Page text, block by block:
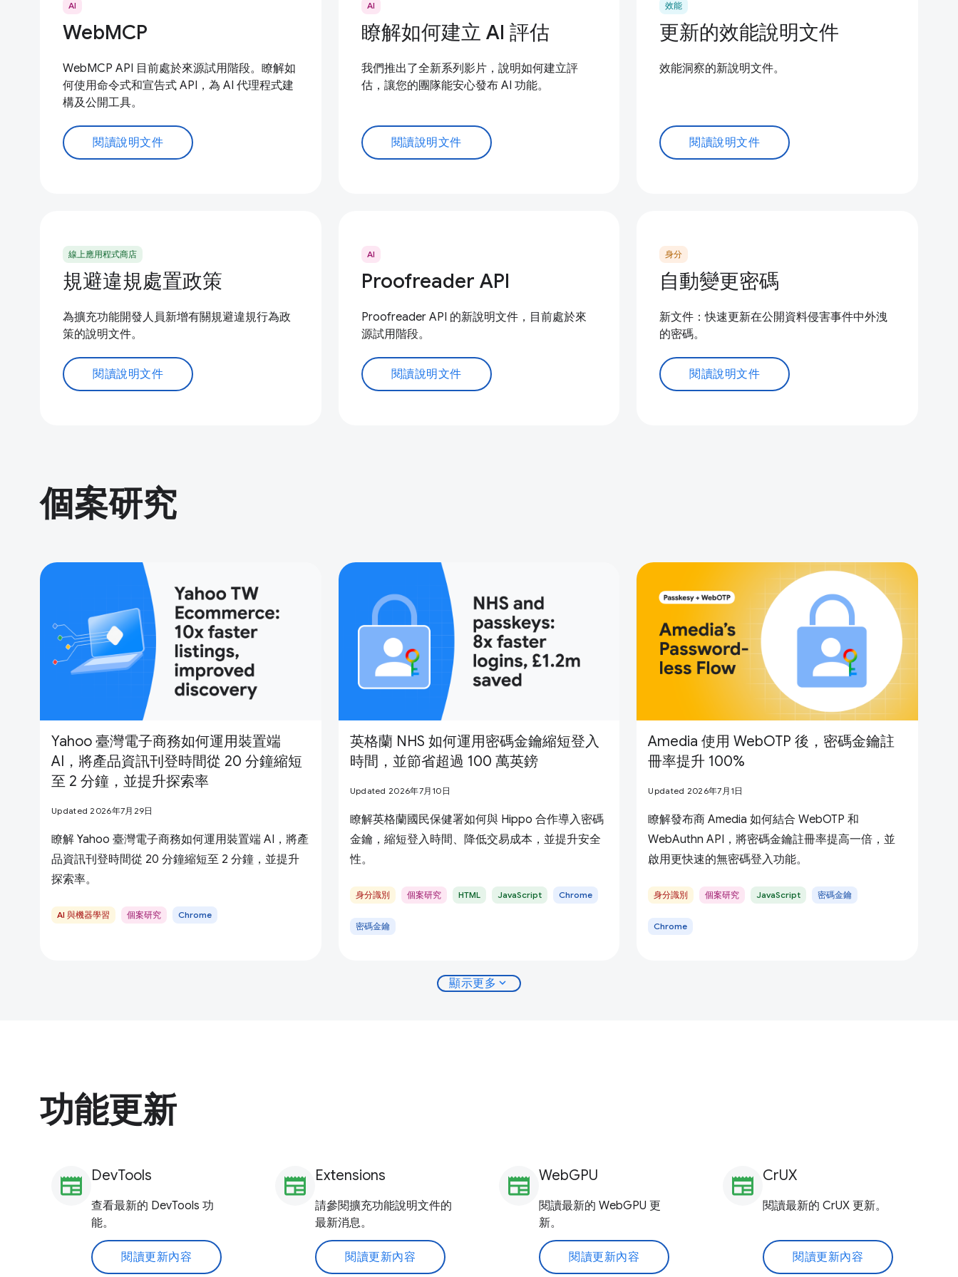
AI
WebMCP
WebMCP API 目前處於來源試用階段。瞭解如
何使用命令式和宣告式 API，為 AI 代理程式建
構及公開工具。
閱讀說明文件
AI
瞭解如何建立 AI 評估
我們推出了全新系列影片，說明如何建立評
估，讓您的團隊能安心發布 AI 功能。
閱讀說明文件
效能
更新的效能說明文件
效能洞察的新說明文件。
閱讀說明文件
線上應用程式商店
規避違規處置政策
為擴充功能開發人員新增有關規避違規行為政
策的說明文件。
閱讀說明文件
AI
Proofreader API
Proofreader API 的新說明文件，目前處於來
源試用階段。
閱讀說明文件
身分
自動變更密碼
新文件：快速更新在公開資料侵害事件中外洩
的密碼。
閱讀說明文件
個案研究
Yahoo 臺灣電子商務如何運用裝置端
AI，將產品資訊刊登時間從 20 分鐘縮短
至 2 分鐘，並提升探索率
Updated 2026年7月29日
瞭解 Yahoo 臺灣電子商務如何運用裝置端 AI，將產
品資訊刊登時間從 20 分鐘縮短至 2 分鐘，並提升
探索率。
AI 與機器學習 個案研究 Chrome
英格蘭 NHS 如何運用密碼金鑰縮短登入
時間，並節省超過 100 萬英鎊
Updated 2026年7月10日
瞭解英格蘭國民保健署如何與 Hippo 合作導入密碼
金鑰，縮短登入時間、降低交易成本，並提升安全
性。
身分識別 個案研究 HTML JavaScript Chrome
密碼金鑰
Amedia 使用 WebOTP 後，密碼金鑰註
冊率提升 100%
Updated 2026年7月1日
瞭解發布商 Amedia 如何結合 WebOTP 和
WebAuthn API，將密碼金鑰註冊率提高一倍，並
啟用更快速的無密碼登入功能。
身分識別 個案研究 JavaScript 密碼金鑰
Chrome
顯示更多 expand_more
功能更新
newspaper DevTools
查看最新的 DevTools 功
能。
閱讀更新內容
newspaper Extensions
請參閱擴充功能說明文件的
最新消息。
閱讀更新內容
newspaper WebGPU
閱讀最新的 WebGPU 更
新。
閱讀更新內容
newspaper CrUX
閱讀最新的 CrUX 更新。
閱讀更新內容